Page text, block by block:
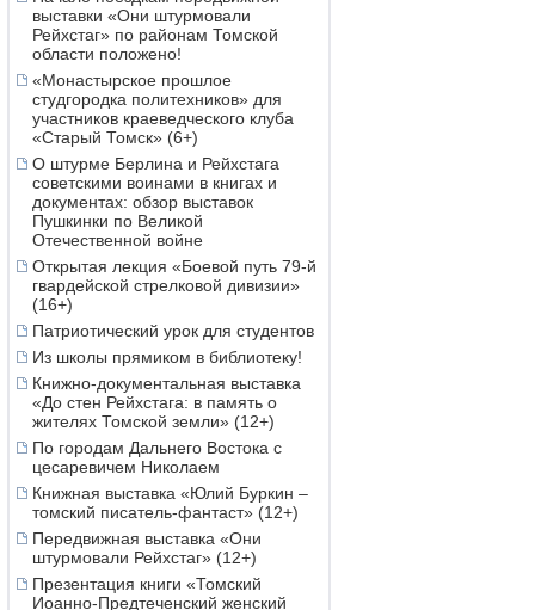
выставки «Они штурмовали
Рейхстаг» по районам Томской
области положено!
«Монастырское прошлое
студгородка политехников» для
участников краеведческого клуба
«Старый Томск» (6+)
О штурме Берлина и Рейхстага
советскими воинами в книгах и
документах: обзор выставок
Пушкинки по Великой
Отечественной войне
Открытая лекция «Боевой путь 79-й
гвардейской стрелковой дивизии»
(16+)
Патриотический урок для студентов
Из школы прямиком в библиотеку!
Книжно-документальная выставка
«До стен Рейхстага: в память о
жителях Томской земли» (12+)
По городам Дальнего Востока с
цесаревичем Николаем
Книжная выставка «Юлий Буркин –
томский писатель-фантаст» (12+)
Передвижная выставка «Они
штурмовали Рейхстаг» (12+)
Презентация книги «Томский
Иоанно-Предтеченский женский